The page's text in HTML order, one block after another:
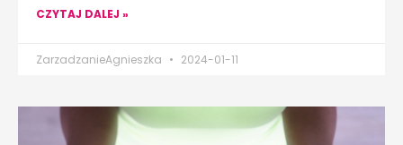
CZYTAJ DALEJ »
ZarzadzanieAgnieszka 2024-01-11